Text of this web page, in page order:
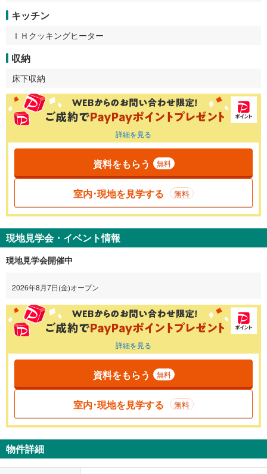
キッチン
ＩＨクッキングヒーター
収納
床下収納
詳細を見る
資料をもらう 無料
室内･現地を見学する 無料
現地見学会・イベント情報
現地見学会開催中
2026年8月7日(金)オープン
詳細を見る
資料をもらう 無料
室内･現地を見学する 無料
物件詳細